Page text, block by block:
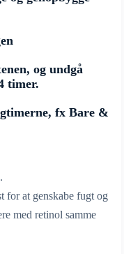
og undgå
timer.
fx Bare &
at genskabe fugt og
med retinol samme